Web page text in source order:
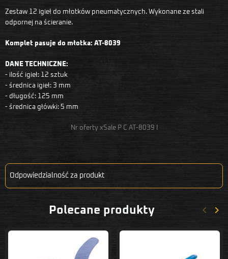
Zestaw 12 igieł do młotków pneumatycznych. Wykonane ze stali
odpornej na ścieranie.
Komplet pasuje do młotka: AT-8039
DANE TECHNICZNE:
- ilość igieł: 12 sztuk
- średnica igieł: 3 mm
- długość: 125 mm
- średnica główki: 5 mm
Nr oferty xSale P C AT-8039 I
Odpowiedzialność za produkt
Polecane produkty keyboard_arrow_left keyboard_arrow_right